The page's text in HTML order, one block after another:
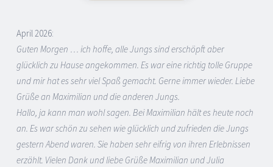
April 2026:
Guten Morgen … ich hoffe, alle Jungs sind erschöpft aber
glücklich zu Hause angekommen. Es war eine richtig tolle Gruppe
und mir hat es sehr viel Spaß gemacht. Gerne immer wieder. Liebe
Grüße an Maximilian und die anderen Jungs.
Hallo, ja kann man wohl sagen. Bei Maximilian hält es heute noch
an. Es war schön zu sehen wie glücklich und zufrieden die Jungs
gestern Abend waren. Sie haben sehr eifrig von ihren Erlebnissen
erzählt. Vielen Dank und liebe Grüße Maximilian und Julia